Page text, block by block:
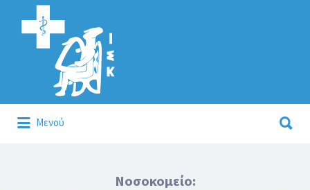
Αναζήτηση
για:
Μενού
για:
Νοσοκομείο: